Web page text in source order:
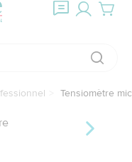
Tensiomètre